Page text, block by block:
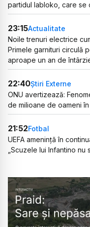
partidul Iabloko, care se
23:15Actualitate
Noile trenuri electrice
Primele garnituri circulă
aproape un an de
22:40Știri Externe
ONU avertizează:
de milioane de oameni
21:52Fotbal
UEFA amenință în
„Scuzele lui Infantino nu